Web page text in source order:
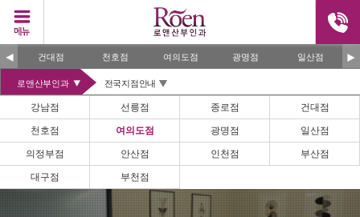
건대점 천호점 여의도점 광명점 일산점
로앤산부인과 전국지점안내
강남점 선릉점 종로점 건대점
천호점 여의도점 광명점 일산점
의정부점 안산점 인천점 부산점
대구점 부천점